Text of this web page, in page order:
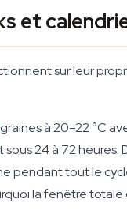
et
sur leur
graines à 20–22 °C
24 à 72 heures.
pendant tout le
la fenêtre totale